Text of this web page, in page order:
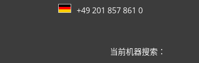
+49 201 857 861 0
当前机器搜索：